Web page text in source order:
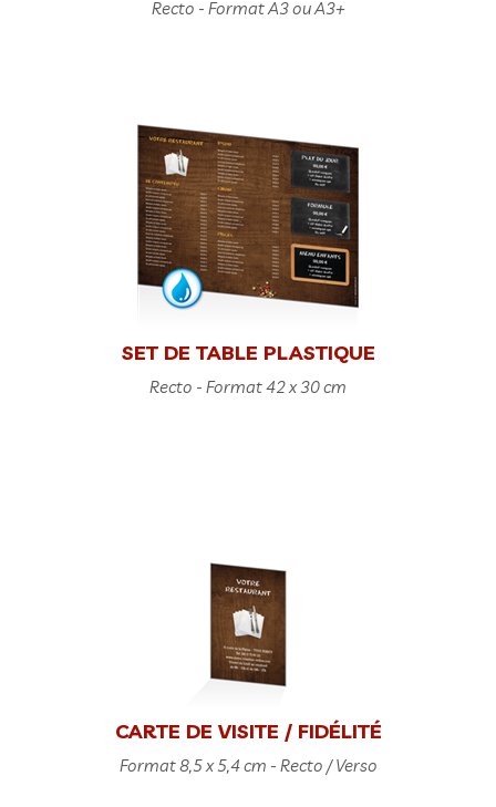
Recto - Format A3 ou A3+
SET DE TABLE PLASTIQUE
Recto - Format 42 x 30 cm
CARTE DE VISITE / FIDÉLITÉ
Format 8,5 x 5,4 cm - Recto / Verso